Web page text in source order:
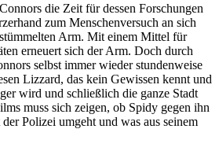
die Zeit für dessen Forschungen
zum Menschenversuch an sich
Arm. Mit einem Mittel für
erneuert sich der Arm. Doch durch
selbst immer wieder stundenweise
Lizzard, das kein Gewissen kennt und
wird und schließlich die ganze Stadt
muss sich zeigen, ob Spidy gegen ihn
Polizei umgeht und was aus seinem